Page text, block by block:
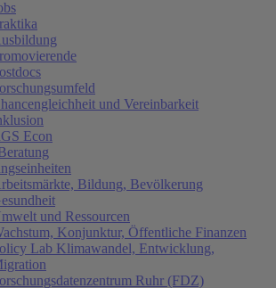
und Vereinbarkeit
Econ
Bildung, Bevölkerung
und Ressourcen
Konjunktur, Öffentliche Finanzen
Lab Klimawandel, Entwicklung,
Ruhr (FDZ)